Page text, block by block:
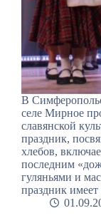
В
селе Мирное
славянской
праздник,
хлебов,
последним
гуляньями и
праздник